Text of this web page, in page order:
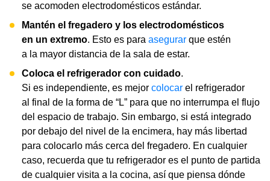
se acomoden electrodomésticos estándar.
Mantén el fregadero y los electrodomésticos
en un extremo. Esto es para asegurar que estén
a la mayor distancia de la sala de estar.
Coloca el refrigerador con cuidado.
Si es independiente, es mejor colocar el refrigerador
al final de la forma de “L” para que no interrumpa el flujo
del espacio de trabajo. Sin embargo, si está integrado
por debajo del nivel de la encimera, hay más libertad
para colocarlo más cerca del fregadero. En cualquier
caso, recuerda que tu refrigerador es el punto de partida
de cualquier visita a la cocina, así que piensa dónde